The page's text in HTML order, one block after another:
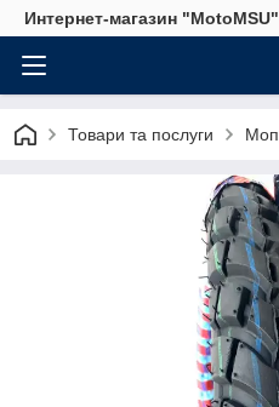
Интернет-магазин "MotoMSU"
Товари та послуги